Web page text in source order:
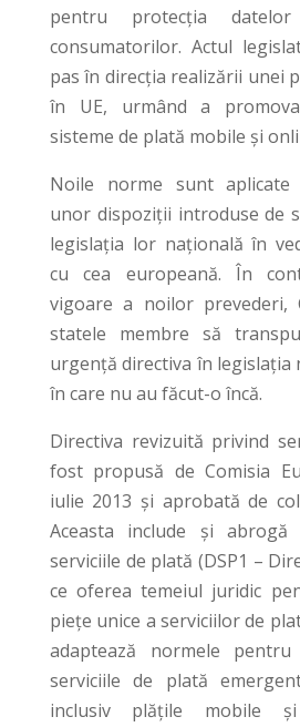
pentru protecția
consumatorilor. Actul
pas în direcția realizării unei
în UE, urmând a
sisteme de plată mobile și
Noile norme sunt
unor dispoziții introduse de
legislația lor națională în
cu cea europeană. În
vigoare a noilor prevederi,
statele membre să
urgență directiva în legislația
în care nu au făcut-o încă.
Directiva revizuită privind
fost propusă de Comisia
iulie 2013 și aprobată de
Aceasta include și abrogă
serviciile de plată (DSP1 –
ce oferea temeiul juridic
piețe unice a serviciilor de
adaptează normele
serviciile de plată
inclusiv plățile mobile